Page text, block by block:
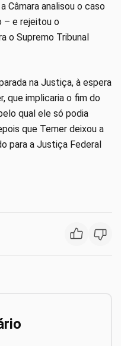
Câmara analisou o caso
– e rejeitou o
o Supremo Tribunal
na Justiça, à espera
que implicaria o fim do
qual ele só podia
que Temer deixou a
para a Justiça Federal